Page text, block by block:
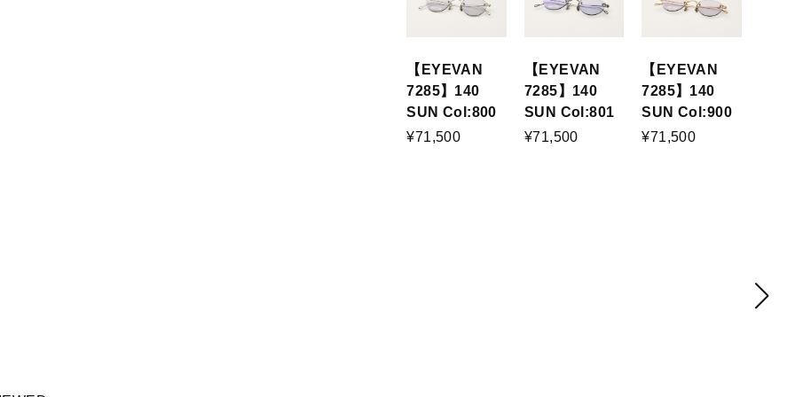
【EYEVAN
7285】140
SUN Col:800
¥71,500
【EYEVAN
7285】140
SUN Col:801
¥71,500
【EYEVAN
7285】140
SUN Col:900
¥71,500